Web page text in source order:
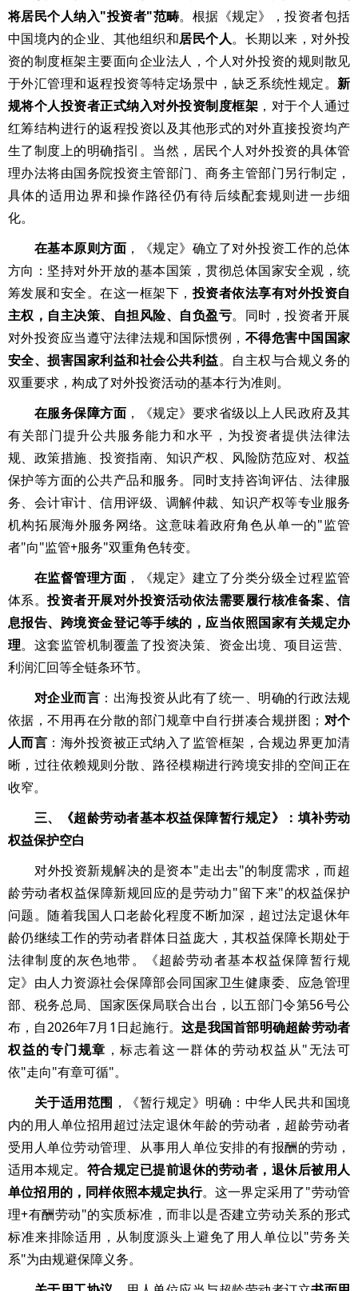
将居民个人纳入"投资者"范畴。根据《规定》，投资者包括
中国境内的企业、其他组织和居民个人。长期以来，对外投
资的制度框架主要面向企业法人，个人对外投资的规则散见
于外汇管理和返程投资等特定场景中，缺乏系统性规定。 新
规将个人投资者正式纳入对外投资制度框架 ，对于个人通过
红筹结构进行的返程投资以及其他形式的对外直接投资均产
生了制度上的明确指引。当然，居民个人对外投资的具体管
理办法将由国务院投资主管部门、商务主管部门另行制定，
具体的适用边界和操作路径仍有待后续配套规则进一步细
化。
在基本原则方面 ，《规定》确立了对外投资工作的总体
方向：坚持对外开放的基本国策，贯彻总体国家安全观，统
筹发展和安全。在这一框架下，投资者依法享有对外投资自
主权，自主决策、自担风险、自负盈亏。同时，投资者开展
对外投资应当遵守法律法规和国际惯例， 不得危害中国国家
安全、损害国家利益和社会公共利益。自主权与合规义务的
双重要求，构成了对外投资活动的基本行为准则。
在服务保障方面 ，《规定》要求省级以上人民政府及其
有关部门提升公共服务能力和水平，为投资者提供法律法
规、政策措施、投资指南、知识产权、风险防范应对、权益
保护等方面的公共产品和服务。同时支持咨询评估、法律服
务、会计审计、信用评级、调解仲裁、知识产权等专业服务
机构拓展海外服务网络。这意味着政府角色从单一的"监管
者"向"监管+服务"双重角色转变。
在监督管理方面 ，《规定》建立了分类分级全过程监管
体系。投资者开展对外投资活动依法需要履行核准备案、信
息报告、跨境资金登记等手续的，应当依照国家有关规定办
理。这套监管机制覆盖了投资决策、资金出境、项目运营、
利润汇回等全链条环节。
对企业而言 ：出海投资从此有了统一、明确的行政法规
依据，不用再在分散的部门规章中自行拼凑合规拼图； 对个
人而言 ：海外投资被正式纳入了监管框架，合规边界更加清
晰，过往依赖规则分散、路径模糊进行跨境安排的空间正在
收窄。
三、《超龄劳动者基本权益保障暂行规定》：填补劳动
权益保护空白
对外投资新规解决的是资本"走出去"的制度需求，而超
龄劳动者权益保障新规回应的是劳动力"留下来"的权益保护
问题。随着我国人口老龄化程度不断加深，超过法定退休年
龄仍继续工作的劳动者群体日益庞大，其权益保障长期处于
法律制度的灰色地带。《超龄劳动者基本权益保障暂行规
定》由人力资源社会保障部会同国家卫生健康委、应急管理
部、税务总局、国家医保局联合出台，以五部门令第56号公
布，自2026年7月1日起施行。这是我国首部明确超龄劳动者
权益的专门规章 ，标志着这一群体的劳动权益从"无法可
依"走向"有章可循"。
关于适用范围 ，《暂行规定》明确：中华人民共和国境
内的用人单位招用超过法定退休年龄的劳动者，超龄劳动者
受用人单位劳动管理、从事用人单位安排的有报酬的劳动，
适用本规定。 符合规定已提前退休的劳动者，退休后被用人
单位招用的，同样依照本规定执行。这一界定采用了"劳动管
理+有酬劳动"的实质标准，而非以是否建立劳动关系的形式
标准来排除适用，从制度源头上避免了用人单位以"劳务关
系"为由规避保障义务。